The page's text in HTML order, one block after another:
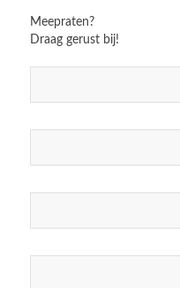
Meepraten?
Draag gerust bij!